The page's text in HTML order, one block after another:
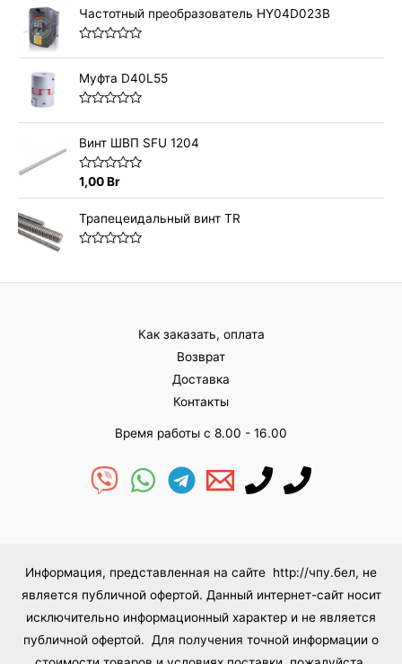
н
к
а
и
5
Частотный преобразователь HY04D023B
ц
е
н
к
0
з
5
Муфта D40L55
ц
е
н
к
0
и
5
Винт ШВП SFU 1204
О
ц
н
к
а
5
1,00Br
Трапецеидальный винт TR
Как заказать, оплата
Возврат
Доставка
Контакты
Время работы с 8.00 - 16.00
Информация, представленная на сайте http://чпу.бел, не
является публичной офертой. Данный интернет-сайт носит
исключительно информационный характер и не является
публичной офертой. Для получения точной информации о